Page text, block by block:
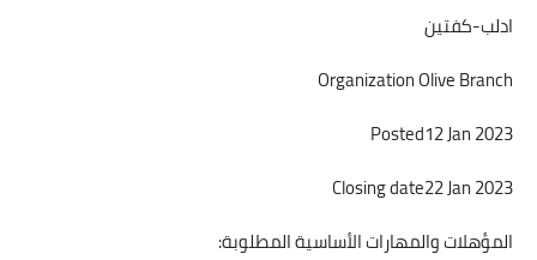
ادلب-كفتين
Organization Olive Branch
Posted12 Jan 2023
Closing date22 Jan 2023
المؤهلات والمهارات الأساسية المطلوبة: